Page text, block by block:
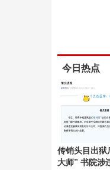
今日热点
传销头目出狱
大师” 书院涉